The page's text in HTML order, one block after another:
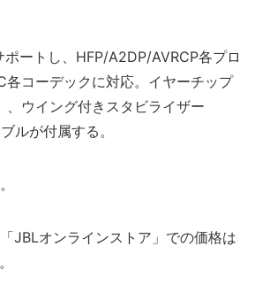
ートし、HFP/A2DP/AVRCP各プロ
各コーデックに対応。イヤーチップ
、ウイング付きスタビライザー
ルが付属する。
JBLオンラインストア」での価格は